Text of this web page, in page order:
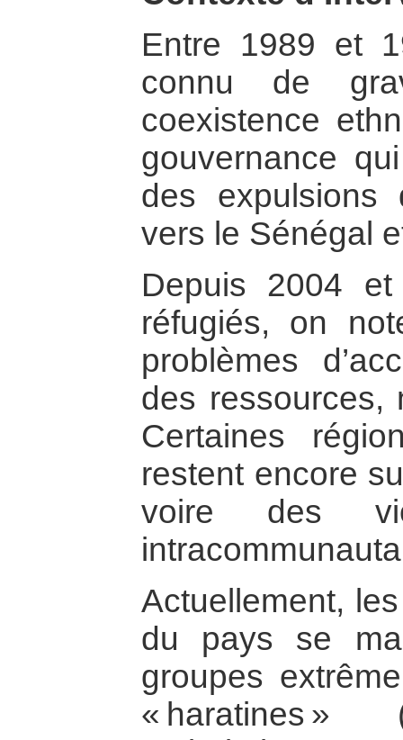
Entre 1989 et
connu de
coexistence
gouvernance
des expulsions
vers le Sénégal
Depuis 2004
réfugiés, on
problèmes
des ressources,
Certaines
restent encore
voire des
Actuellement,
du pays se
groupes
« haratines »